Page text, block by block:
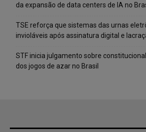
da expansão de data centers de IA no
TSE reforça que sistemas das urnas
invioláveis após assinatura digital e
STF inicia julgamento sobre
dos jogos de azar no Brasil